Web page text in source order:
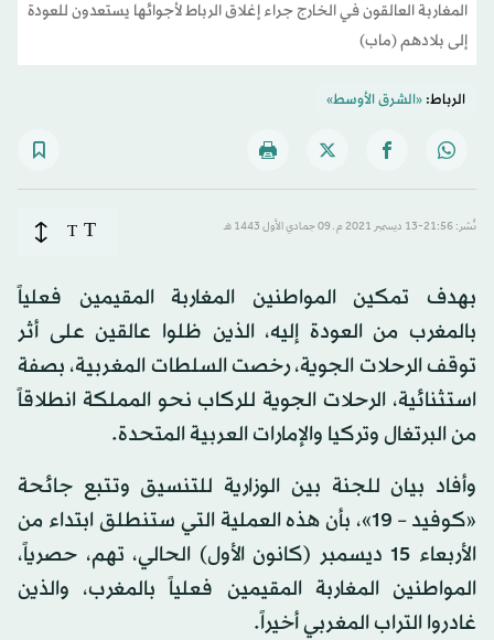
المغاربة العالقون في الخارج جراء إغلاق الرباط لأجوائها يستعدون للعودة
إلى بلادهم (ماب)
الرباط:«الشرق الأوسط»
نُشر: 21:56-13 ديسمبر 2021 م ـ 09 جمادي الأول 1443 هـ T
T
بهدف تمكين المواطنين المغاربة المقيمين فعلياً
بالمغرب من العودة إليه، الذين ظلوا عالقين على أثر
توقف الرحلات الجوية، رخصت السلطات المغربية، بصفة
استثنائية، الرحلات الجوية للركاب نحو المملكة انطلاقاً
من البرتغال وتركيا والإمارات العربية المتحدة.
وأفاد بيان للجنة بين الوزارية للتنسيق وتتبع جائحة
«كوفيد – 19»، بأن هذه العملية التي ستنطلق ابتداء من
الأربعاء 15 ديسمبر (كانون الأول) الحالي، تهم، حصرياً،
المواطنين المغاربة المقيمين فعلياً بالمغرب، والذين
غادروا التراب المغربي أخيراً.